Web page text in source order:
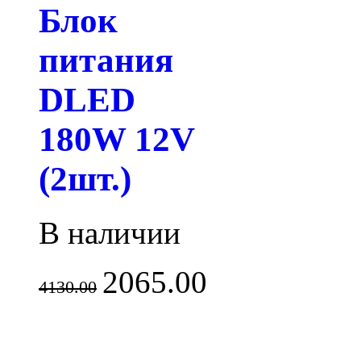
Блок
питания
DLED
180W 12V
(2шт.)
В наличии
4130.00 2065.00